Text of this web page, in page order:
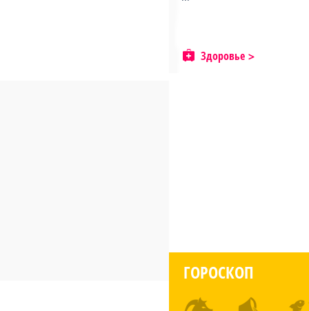
Здоровье
ГОРОСКОП